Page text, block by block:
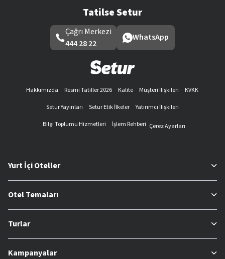
Tatilse Setur
Çağrı Merkezi
444 28 22
WhatsApp
Hakkımızda Resmi Tatiller 2026 Kalite Müşteri İlişkileri
KVKK
Setur Yayınları
Setur Etik İlkeler
Yatırımcı İlişkileri
Bilgi Toplumu Hizmetleri
İşlem Rehberi Çerez Ayarları
Yurt İçi Oteller
Otel Temaları
Turlar
Kampanyalar